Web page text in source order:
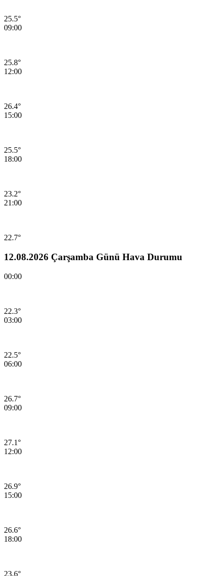
25.5°
09:00
25.8°
12:00
26.4°
15:00
25.5°
18:00
23.2°
21:00
22.7°
12.08.2026 Çarşamba Günü Hava Durumu
00:00
22.3°
03:00
22.5°
06:00
26.7°
09:00
27.1°
12:00
26.9°
15:00
26.6°
18:00
23.6°